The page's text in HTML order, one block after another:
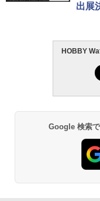
出展
HOBBY
Google 検索